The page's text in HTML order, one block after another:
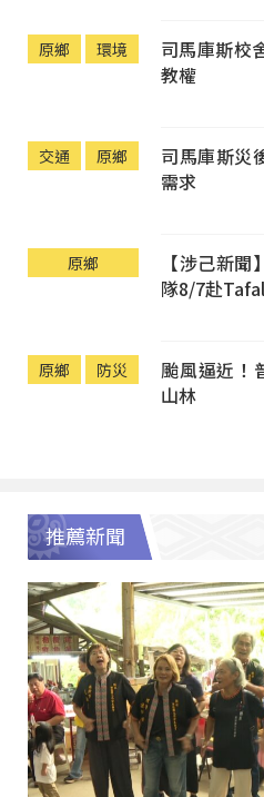
原鄉 環境
司馬庫斯校
教權
交通 原鄉
司馬庫斯災
需求
原鄉
【涉己新
隊8/7赴
原鄉 防災
颱風逼近！
山林
推薦新聞